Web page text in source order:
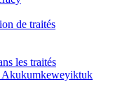
de traités
les traités
Akukumkeweyiktuk